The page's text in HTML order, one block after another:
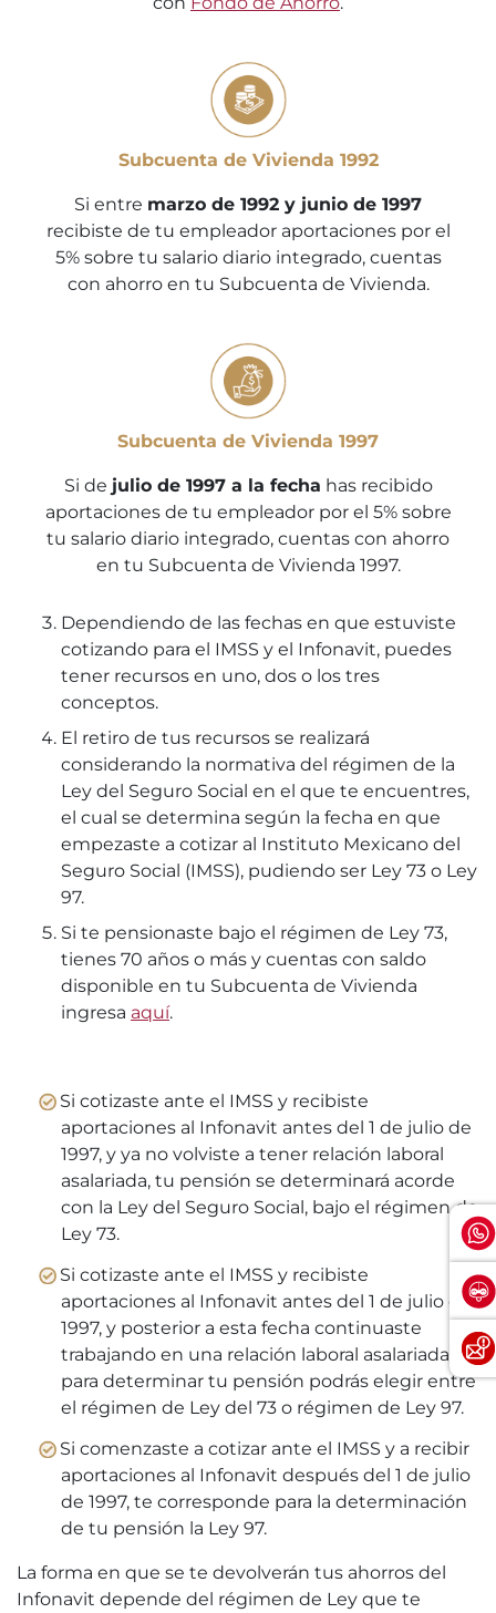
Subcuenta de Vivienda 1992
Si entre marzo de 1992 y junio de 1997
recibiste de tu empleador aportaciones por el
5% sobre tu salario diario integrado, cuentas
con ahorro en tu Subcuenta de Vivienda.
Subcuenta de Vivienda 1997
Si de julio de 1997 a la fecha has recibido
aportaciones de tu empleador por el 5% sobre
tu salario diario integrado, cuentas con ahorro
en tu Subcuenta de Vivienda 1997.
Dependiendo de las fechas en que estuviste
cotizando para el IMSS y el Infonavit, puedes
tener recursos en uno, dos o los tres
conceptos.
El retiro de tus recursos se realizará
considerando la normativa del régimen de la
Ley del Seguro Social en el que te encuentres,
el cual se determina según la fecha en que
empezaste a cotizar al Instituto Mexicano del
Seguro Social (IMSS), pudiendo ser Ley 73 o Ley
97.
Si te pensionaste bajo el régimen de Ley 73,
tienes 70 años o más y cuentas con saldo
disponible en tu Subcuenta de Vivienda
ingresa aquí.
Si cotizaste ante el IMSS y recibiste
aportaciones al Infonavit antes del 1 de julio de
1997, y ya no volviste a tener relación laboral
asalariada, tu pensión se determinará acorde
con la Ley del Seguro Social, bajo el régimen de
Ley 73.
Si cotizaste ante el IMSS y recibiste
aportaciones al Infonavit antes del 1 de julio de
1997, y posterior a esta fecha continuaste
trabajando en una relación laboral asalariada,
para determinar tu pensión podrás elegir entre
el régimen de Ley del 73 o régimen de Ley 97.
Si comenzaste a cotizar ante el IMSS y a recibir
aportaciones al Infonavit después del 1 de julio
de 1997, te corresponde para la determinación
de tu pensión la Ley 97.
La forma en que se te devolverán tus ahorros del
Infonavit depende del régimen de Ley que te